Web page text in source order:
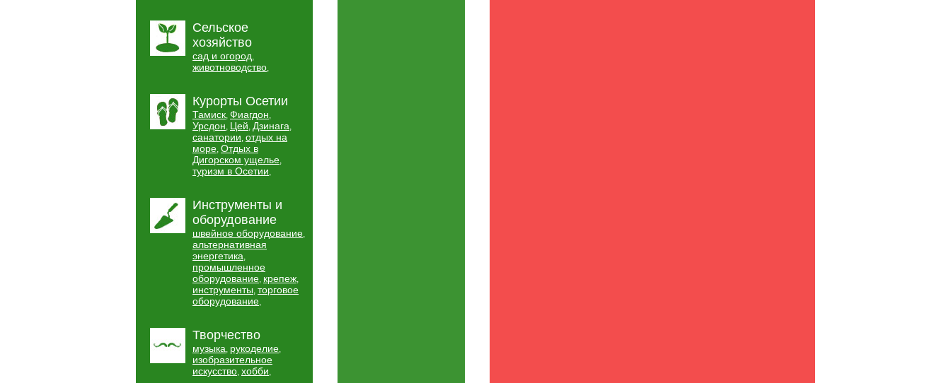
Сельское
хозяйство
сад и огород,
животноводство,
Курорты Осетии
Тамиск, Фиагдон,
Урсдон, Цей, Дзинага,
санатории, отдых на
море, Отдых в
Дигорском ущелье,
туризм в Осетии,
Инструменты и
оборудование
швейное оборудование,
альтернативная
энергетика,
промышленное
оборудование, крепеж,
инструменты, торговое
оборудование,
Творчество
музыка, рукоделие,
изобразительное
искусство, хобби,